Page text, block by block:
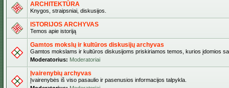
ARCHITEKTŪRA
Knygos, straipsniai, diskusijos.
ISTORIJOS ARCHYVAS
Temos apie istoriją
Gamtos mokslų ir kultūros diskusijų archyvas
Gamtos mokslams ir kultūros diskusijoms priskiriamos temos, kurios įdomios
Moderatorius: Moderatoriai
Įvairenybių archyvas
Įvairenybės iš viso pasaulio ir pasenusios informacijos talpykla.